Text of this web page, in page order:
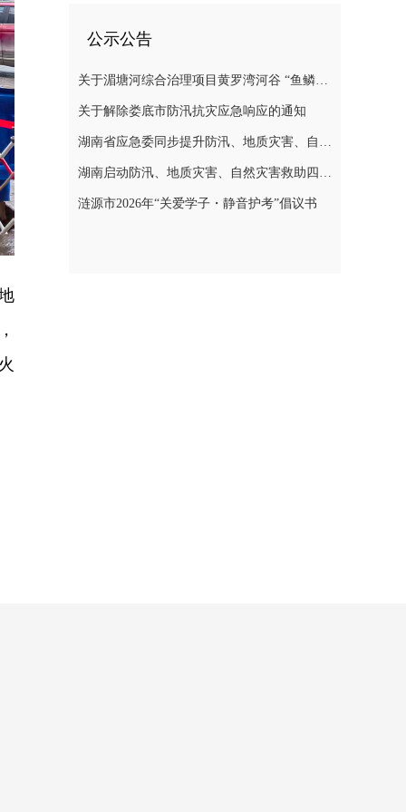
公示公告
关于湄塘河综合治理项目黄罗湾河谷 “鱼鳞坝”区域不对外开放的公告
关于解除娄底市防汛抗灾应急响应的通知
湖南省应急委同步提升防汛、地质灾害、自然灾害救助应急响应至三级
湖南启动防汛、地质灾害、自然灾害救助四级应急响应
涟源市2026年“关爱学子・静音护考”倡议书